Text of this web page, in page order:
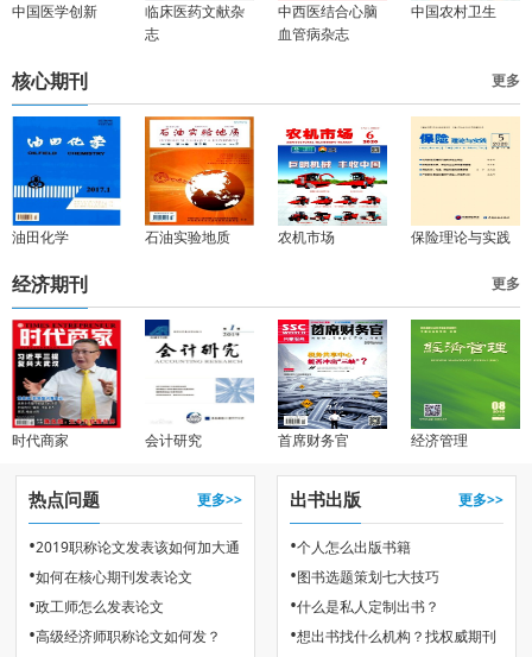
中国医学创新
临床医药文献杂
志
中西医结合心脑
血管病杂志
中国农村卫生
核心期刊 更多
油田化学 石油实验地质 农机市场 保险理论与实践
经济期刊 更多
时代商家 会计研究 首席财务官 经济管理
热点问题 更多>>
•2019职称论文发表该如何加大通
过率
•如何在核心期刊发表论文
•政工师怎么发表论文
•高级经济师职称论文如何发？
出书出版 更多>>
•个人怎么出版书籍
•图书选题策划七大技巧
•什么是私人定制出书？
•想出书找什么机构？找权威期刊